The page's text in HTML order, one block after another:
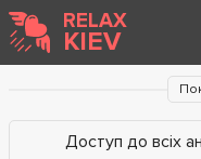
RELAX
KIEV
Доступ до всіх